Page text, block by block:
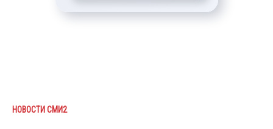
НОВОСТИ СМИ2